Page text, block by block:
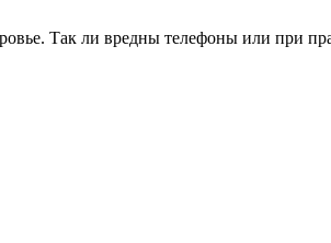
Так ли вредны телефоны или при